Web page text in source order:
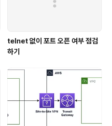
telnet 없이 포트 오픈 여부 점검
하기